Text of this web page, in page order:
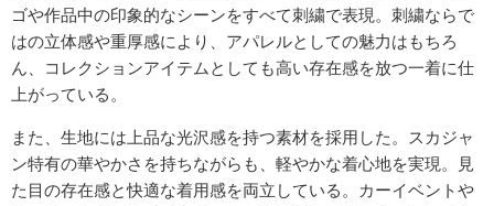
ゴや作品中の印象的なシーンをすべて刺繍で表現。刺繍ならで
はの立体感や重厚感により、アパレルとしての魅力はもちろ
ん、コレクションアイテムとしても高い存在感を放つ一着に仕
上がっている。
また、生地には上品な光沢感を持つ素材を採用した。スカジャ
ン特有の華やかさを持ちながらも、軽やかな着心地を実現。見
た目の存在感と快適な着用感を両立している。カーイベントや